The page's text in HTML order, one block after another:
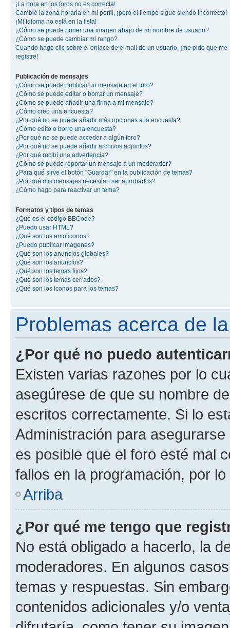
¡La hora en los foros no es correcta!
Cambié la zona horaria en mi perfil, ¡pero el tiempo sigue siendo incorrecto!
¡Mi idioma no está en la lista!
¿Cómo se puede poner una imagen abajo de mi nombre de usuario?
¿Cómo se puede cambiar mi rango?
Cuando hago clic sobre el enlace de e-mail de un usuario, ¡me pide que me
registre!
Publicación de mensajes
¿Cómo se puede publicar un mensaje en el foro?
¿Cómo se puede editar o borrar un mensaje?
¿Cómo se puede añadir una firma a mi mensaje?
¿Cómo creo una encuesta?
¿Por qué no se puede añadir más opciones a la encuesta?
¿Cómo edito o borro una encuesta?
¿Por qué no se puede acceder a algún foro?
¿Por qué no se puede añadir archivos adjuntos?
¿Por qué recibí una advertencia?
¿Cómo se puede reportar un mensaje a un moderador?
¿Para qué sirve el botón "Guardar" en la publicación de temas?
¿Por qué mis mensajes necesitan ser aprobados?
¿Cómo hago para reactivar un tema?
Formatos y tipos de temas
¿Qué es el código BBCode?
¿Puedo usar HTML?
¿Qué son los emoticonos?
¿Puedo publicar imagenes?
¿Qué son los anuncios globales?
¿Qué son los anuncios?
¿Qué son los temas fijos?
¿Qué son los temas cerrados?
¿Qué son los iconos para los temas?
Problemas acerca de
¿Por qué no puedo
Existen varias razones por lo
asegúrese de que su nombre
escritos correctamente. Si lo
Administración para
es posible que el foro esté mal
fallos en la programación, por
Arriba
¿Por qué me tengo que
No está obligado a hacerlo, la
moderadores. En algunos
temas y respuestas. Sin
contenidos adicionales y/o